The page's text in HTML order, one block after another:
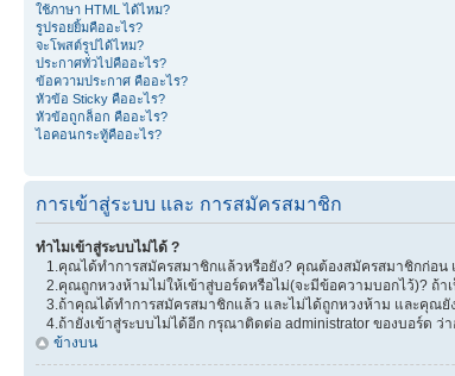
ใช้ภาษา HTML ได้ไหม?
รูปรอยยิ้มคืออะไร?
จะโพสต์รูปได้ไหม?
ประกาศทั่วไปคืออะไร?
ข้อความประกาศ คืออะไร?
หัวข้อ Sticky คืออะไร?
หัวข้อถูกล็อก คืออะไร?
ไอคอนกระทู้คืออะไร?
การเข้าสู่ระบบ และ การสมัครสมาชิก
ทำไมเข้าสู่ระบบไม่ได้ ?
1.คุณได้ทำการสมัครสมาชิกแล้วหรือยัง? คุณต้องสมัครสมาชิกก่อน
2.คุณถูกหวงห้ามไม่ให้เข้าสู่บอร์ดหรือไม่(จะมีข้อความบอกไว้)? ถ้า
3.ถ้าคุณได้ทำการสมัครสมาชิกแล้ว และไม่ได้ถูกหวงห้าม และคุณยั
4.ถ้ายังเข้าสู่ระบบไม่ได้อีก กรุณาติดต่อ administrator ของบอร์ด ว่
ข้างบน